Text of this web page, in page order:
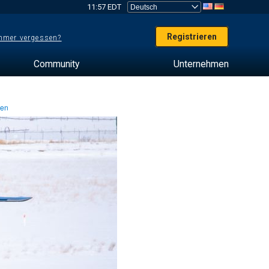
11:57 EDT
vergessen? Registrieren
Community Unternehmen